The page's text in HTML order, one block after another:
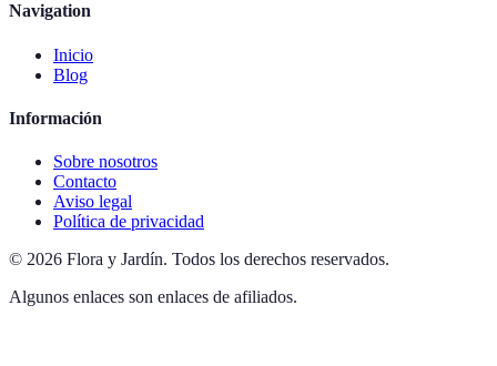
Navigation
Inicio
Blog
Información
Sobre nosotros
Contacto
Aviso legal
Política de privacidad
© 2026 Flora y Jardín. Todos los derechos reservados.
Algunos enlaces son enlaces de afiliados.